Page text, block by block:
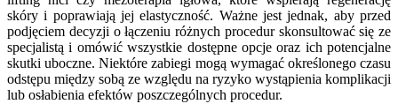
skóry i poprawiają jej elastyczność. Ważne jest jednak, aby przed
podjęciem decyzji o łączeniu różnych procedur skonsultować się ze
specjalistą i omówić wszystkie dostępne opcje oraz ich potencjalne
skutki uboczne. Niektóre zabiegi mogą wymagać określonego czasu
odstępu między sobą ze względu na ryzyko wystąpienia komplikacji
lub osłabienia efektów poszczególnych procedur.